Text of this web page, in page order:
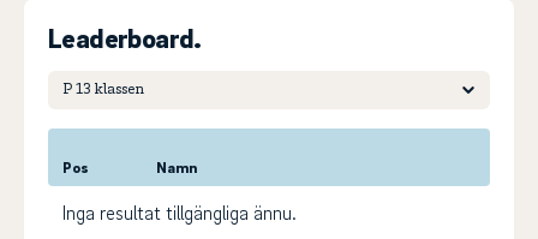
Leaderboard.
Pos Namn
Inga resultat tillgängliga ännu.